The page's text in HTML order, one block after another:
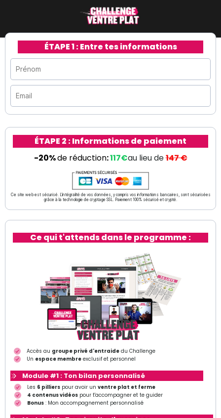
ÉTAPE 1 : Entre tes informations
ÉTAPE 2 : Informations de paiement
-20%de réduction:117€au lieu de147 €
Ce site web est sécurisé. L'intégralité de vos données, y compris vos informations bancaires, sont sécurisées
grâce à la technologie de cryptage SSL. Paiement 100% sécurisé et crypté.
Ce qui t'attends dans le programme :
Accès au groupe privé d'entraidedu Challenge
Un espace membreexclusif et personnel
Module #1 : Ton bilan personnalisé
Les 6 pillierspour avoir un ventre plat et ferme
4 contenus vidéospour t'accompagner et te guider
Bonus: Mon accompagnement personnalisé